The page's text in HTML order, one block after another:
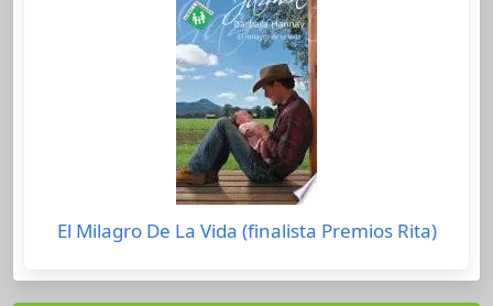
El Milagro De La Vida (finalista Premios Rita)